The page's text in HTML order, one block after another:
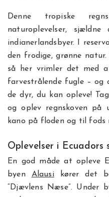
Denne tropiske
naturoplevelser,
indianerlandsbyer. I
den frodige, grønne
så her vrimler det med
farvestrålende fugle –
de dyr, du kan opleve!
og oplev regnskoven på
kano på floden og til fods
Oplevelser i Ecuadors
En god måde at opleve
byen Alausikører det
“Djævlens Næse”. Under